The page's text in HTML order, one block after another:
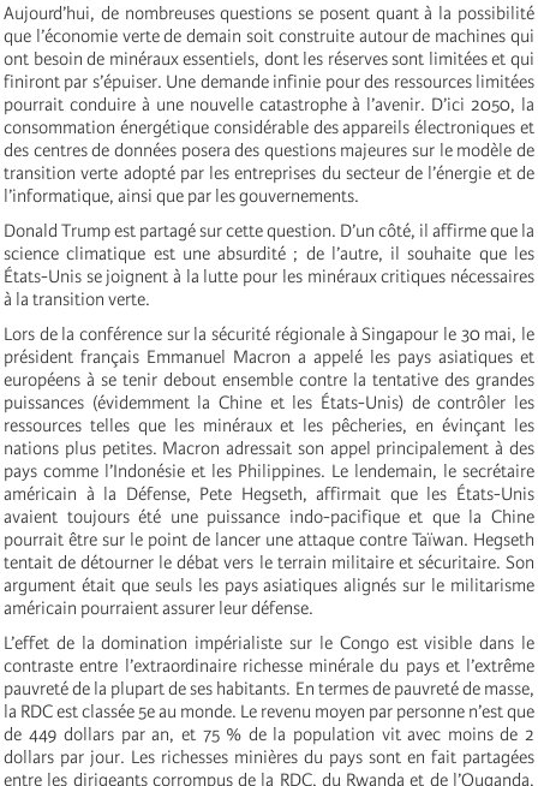
Aujourd’hui, de nombreuses questions se posent quant à la possibilité
que l’économie verte de demain soit construite autour de machines qui
ont besoin de minéraux essentiels, dont les réserves sont limitées et qui
finiront par s’épuiser. Une demande infinie pour des ressources limitées
pourrait conduire à une nouvelle catastrophe à l’avenir. D’ici 2050, la
consommation énergétique considérable des appareils électroniques et
des centres de données posera des questions majeures sur le modèle de
transition verte adopté par les entreprises du secteur de l’énergie et de
l’informatique, ainsi que par les gouvernements.
Donald Trump est partagé sur cette question. D’un côté, il affirme que la
science climatique est une absurdité ; de l’autre, il souhaite que les
États-Unis se joignent à la lutte pour les minéraux critiques nécessaires
à la transition verte.
Lors de la conférence sur la sécurité régionale à Singapour le 30 mai, le
président français Emmanuel Macron a appelé les pays asiatiques et
européens à se tenir debout ensemble contre la tentative des grandes
puissances (évidemment la Chine et les États-Unis) de contrôler les
ressources telles que les minéraux et les pêcheries, en évinçant les
nations plus petites. Macron adressait son appel principalement à des
pays comme l’Indonésie et les Philippines. Le lendemain, le secrétaire
américain à la Défense, Pete Hegseth, affirmait que les États-Unis
avaient toujours été une puissance indo-pacifique et que la Chine
pourrait être sur le point de lancer une attaque contre Taïwan. Hegseth
tentait de détourner le débat vers le terrain militaire et sécuritaire. Son
argument était que seuls les pays asiatiques alignés sur le militarisme
américain pourraient assurer leur défense.
L’effet de la domination impérialiste sur le Congo est visible dans le
contraste entre l’extraordinaire richesse minérale du pays et l’extrême
pauvreté de la plupart de ses habitants. En termes de pauvreté de masse,
la RDC est classée 5e au monde. Le revenu moyen par personne n’est que
de 449 dollars par an, et 75 % de la population vit avec moins de 2
dollars par jour. Les richesses minières du pays sont en fait partagées
entre les dirigeants corrompus de la RDC, du Rwanda et de l’Ouganda,